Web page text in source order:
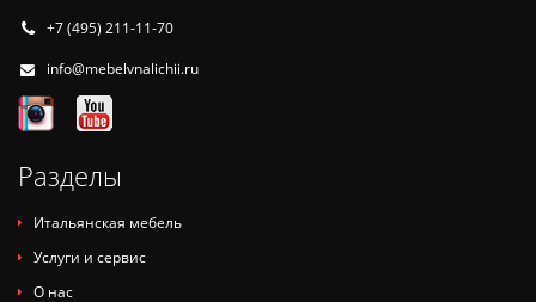
+7 (495) 211-11-70
info@mebelvnalichii.ru
Разделы
Итальянская мебель
Услуги и сервис
О нас